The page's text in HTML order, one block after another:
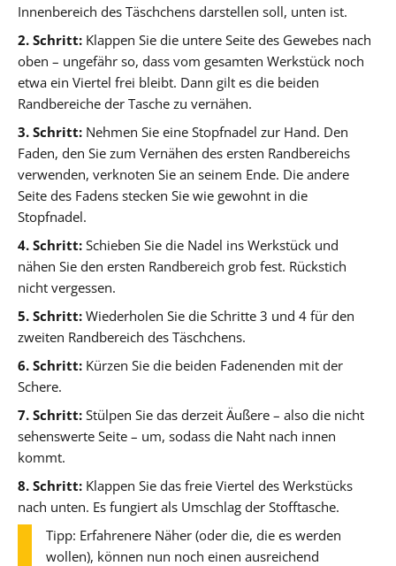
Innenbereich des Täschchens darstellen soll, unten ist.
2. Schritt: Klappen Sie die untere Seite des Gewebes nach
oben – ungefähr so, dass vom gesamten Werkstück noch
etwa ein Viertel frei bleibt. Dann gilt es die beiden
Randbereiche der Tasche zu vernähen.
3. Schritt: Nehmen Sie eine Stopfnadel zur Hand. Den
Faden, den Sie zum Vernähen des ersten Randbereichs
verwenden, verknoten Sie an seinem Ende. Die andere
Seite des Fadens stecken Sie wie gewohnt in die
Stopfnadel.
4. Schritt: Schieben Sie die Nadel ins Werkstück und
nähen Sie den ersten Randbereich grob fest. Rückstich
nicht vergessen.
5. Schritt: Wiederholen Sie die Schritte 3 und 4 für den
zweiten Randbereich des Täschchens.
6. Schritt: Kürzen Sie die beiden Fadenenden mit der
Schere.
7. Schritt: Stülpen Sie das derzeit Äußere – also die nicht
sehenswerte Seite – um, sodass die Naht nach innen
kommt.
8. Schritt: Klappen Sie das freie Viertel des Werkstücks
nach unten. Es fungiert als Umschlag der Stofftasche.
Tipp: Erfahrenere Näher (oder die, die es werden
wollen), können nun noch einen ausreichend